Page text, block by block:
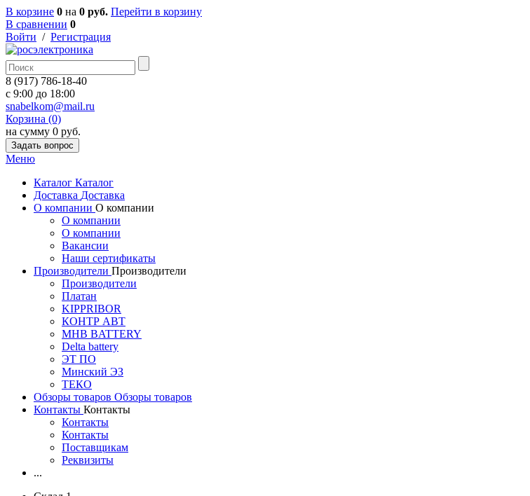
В корзине 0 на 0 руб. Перейти в корзину
В сравнении 0
Войти / Регистрация
8 (917) 786-18-40
c 9:00 до 18:00
snabelkom@mail.ru
Корзина (0)
на сумму 0 руб.
Задать вопрос
Меню
Каталог Каталог
Доставка Доставка
О компании О компании
О компании
О компании
Вакансии
Наши сертификаты
Производители Производители
Производители
Платан
KIPPRIBOR
КОНТР АВТ
MHB BATTERY
Delta battery
ЭT ПО
Минский ЭЗ
ТЕКО
Обзоры товаров Обзоры товаров
Контакты Контакты
Контакты
Контакты
Поставщикам
Реквизиты
...